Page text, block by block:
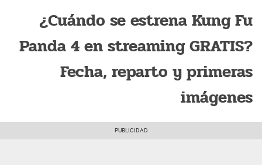
¿Cuándo se estrena Kung Fu
Panda 4 en streaming GRATIS?
Fecha, reparto y primeras
imágenes